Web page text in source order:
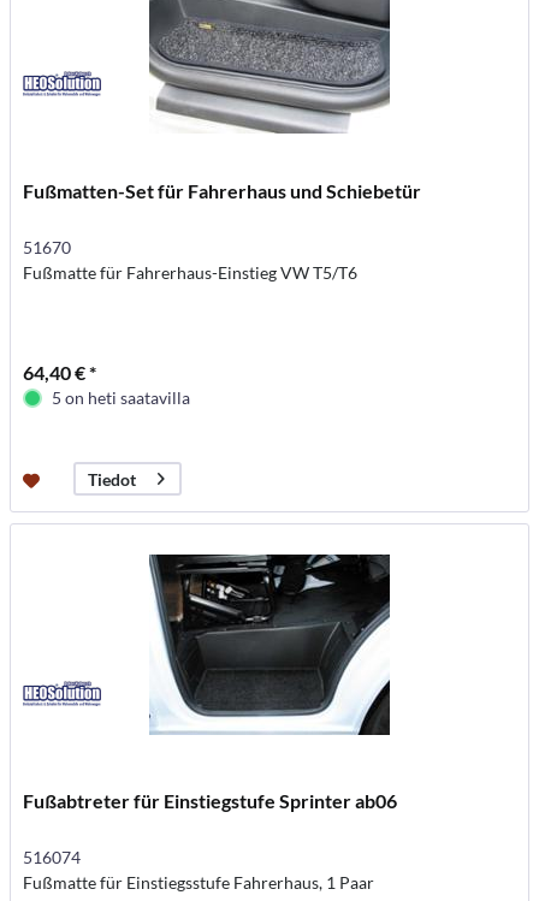
Fußmatten-Set für Fahrerhaus und Schiebetür
51670
Fußmatte für Fahrerhaus-Einstieg VW T5/T6
64,40 € *
5 on heti saatavilla
Tiedot
Fußabtreter für Einstiegstufe Sprinter ab06
516074
Fußmatte für Einstiegsstufe Fahrerhaus, 1 Paar